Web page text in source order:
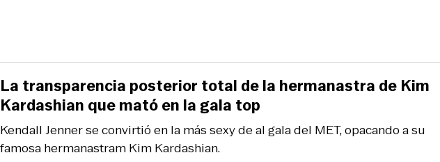
Kendall Jenner se convirtió en la más sexy de al gala del MET, opacando a su
famosa hermanastram Kim Kardashian.
La transparencia posterior total de la hermanastra de Kim
Kardashian que mató en la gala top